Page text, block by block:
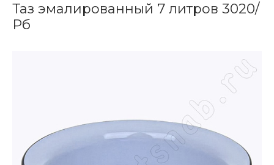
Таз эмалированный 7 литров 3020/
Рб